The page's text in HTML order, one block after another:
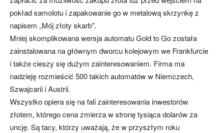
pokład samolotu i zapakowanie go w metalową skrzynkę z
napisem „Mój złoty skarb”.
Mniej skomplikowana wersja automatu Gold to Go została
zainstalowana na głównym dworcu kolejowym we Frankfurcie
i także cieszy się dużym zainteresowaniem. Firma ma
nadzieję rozmieścić 500 takich automatów w Niemczech,
Szwajcarii i Austrii.
Wszystko opiera się na fali zainteresowania inwestorów
złotem, którego cena zmierza w stronę tysiąca dolarów za
uncję. Są tacy, którzy uważają, że w przyszłym roku